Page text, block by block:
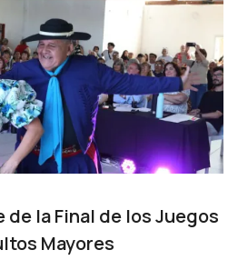
la Final de los Juegos
Mayores